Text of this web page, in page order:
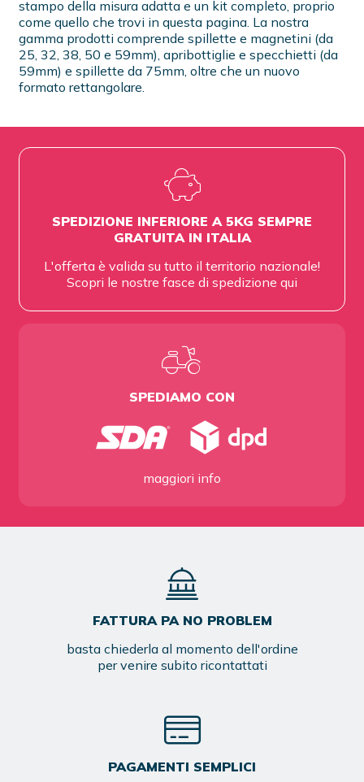
stampo della misura adatta e un kit completo, proprio
come quello che trovi in questa pagina. La nostra
gamma prodotti comprende spillette e magnetini (da
25, 32, 38, 50 e 59mm), apribottiglie e specchietti (da
59mm) e spillette da 75mm, oltre che un nuovo
formato rettangolare.
SPEDIZIONE INFERIORE A 5KG SEMPRE
GRATUITA IN ITALIA
L'offerta è valida su tutto il territorio nazionale!
Scopri le nostre fasce di spedizione qui
SPEDIAMO CON
maggiori info
FATTURA PA NO PROBLEM
basta chiederla al momento dell'ordine
per venire subito ricontattati
PAGAMENTI SEMPLICI